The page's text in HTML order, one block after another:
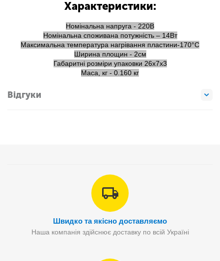
Характеристики:
Номінальна напруга - 220В
Номінальна споживана потужність – 14Вт
Максимальна температура нагрівання пластини-170°С
Ширина площин - 2см
Габаритні розміри упаковки 26х7х3
Маса, кг - 0.160 кг
Відгуки
Швидко та якісно доставляємо
Наша компанія здійснює доставку по всій Україні